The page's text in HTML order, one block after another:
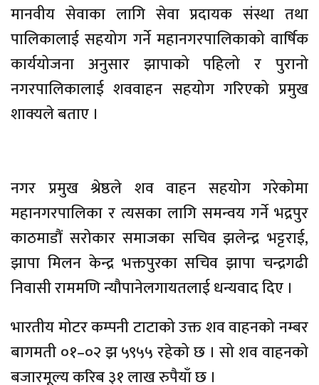
मानवीय सेवाका लागि सेवा प्रदायक संस्था तथा
पालिकालाई सहयोग गर्ने महानगरपालिकाको वार्षिक
कार्ययोजना अनुसार झापाको पहिलो र पुरानो
नगरपालिकालाई शववाहन सहयोग गरिएको प्रमुख
शाक्यले बताए ।
नगर प्रमुख श्रेष्ठले शव वाहन सहयोग गरेकोमा
महानगरपालिका र त्यसका लागि समन्वय गर्ने भद्रपुर
काठमाडौं सरोकार समाजका सचिव झलेन्द्र भट्टराई,
झापा मिलन केन्द्र भक्तपुरका सचिव झापा चन्द्रगढी
निवासी राममणि न्यौपानेलगायतलाई धन्यवाद दिए ।
भारतीय मोटर कम्पनी टाटाको उक्त शव वाहनको नम्बर
बागमती ०१–०२ झ ५९५५ रहेको छ । सो शव वाहनको
बजारमूल्य करिब ३१ लाख रुपैयाँ छ ।